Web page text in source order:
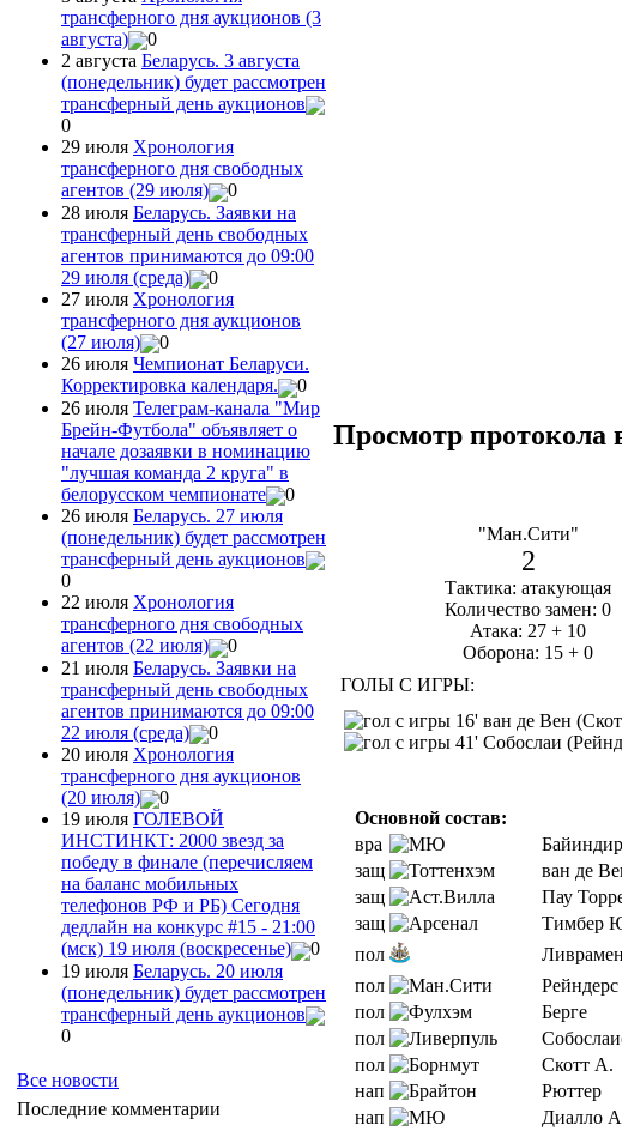
трансферного дня аукционов (3
августа)
0
2 августа Беларусь. 3 августа
(понедельник) будет рассмотрен
трансферный день аукционов
0
29 июля Хронология
трансферного дня свободных
агентов (29 июля)
0
28 июля Беларусь. Заявки на
трансферный день свободных
агентов принимаются до 09:00
29 июля (среда)
0
27 июля Хронология
трансферного дня аукционов
(27 июля)
0
26 июля Чемпионат Беларуси.
Корректировка календаря.
0
26 июля Телеграм-канала "Мир
Брейн-Футбола" объявляет о
начале дозаявки в номинацию
"лучшая команда 2 круга" в
белорусском чемпионате
0
26 июля Беларусь. 27 июля
(понедельник) будет рассмотрен
трансферный день аукционов
0
22 июля Хронология
трансферного дня свободных
агентов (22 июля)
0
21 июля Беларусь. Заявки на
трансферный день свободных
агентов принимаются до 09:00
22 июля (среда)
0
20 июля Хронология
трансферного дня аукционов
(20 июля)
0
19 июля ГОЛЕВОЙ
ИНСТИНКТ: 2000 звезд за
победу в финале (перечисляем
на баланс мобильных
телефонов РФ и РБ) Сегодня
дедлайн на конкурс #15 - 21:00
(мск) 19 июля (воскресенье)
0
19 июля Беларусь. 20 июля
(понедельник) будет рассмотрен
трансферный день аукционов
0
Все новости
Последние комментарии
Просмотр протокола
"Ман.Сити"
2
Тактика: атакующая
Количество замен: 0
Атака: 27 + 10
Оборона: 15 + 0
ГОЛЫ С ИГРЫ:
16' ван де Вен
41' Собослаи
Основной состав:
вра
Байиндир
защ
ван де
защ
Пау
защ
Тимбер
пол
пол
Рейндерс
пол
Берге
пол
пол
Скотт А.
нап
Рюттер
нап
Диалло